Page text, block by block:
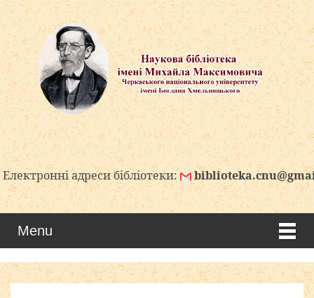
адреси бібліотеки:
Menu